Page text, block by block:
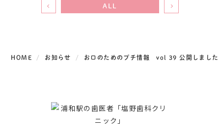
ALL
HOME お知らせ お口のためのプチ情報 vol 39 公開しました